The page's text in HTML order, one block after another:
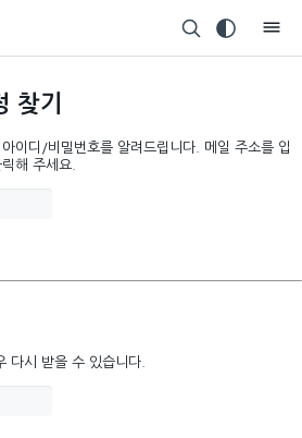
찾기
이디/비밀번호를 알려드립니다. 메일 주소를 입
해 주세요.
다시 받을 수 있습니다.